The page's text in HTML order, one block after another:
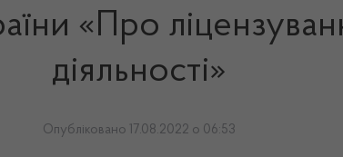
«Про
діяльності»
Опубліковано 17.08.2022 о 06:53